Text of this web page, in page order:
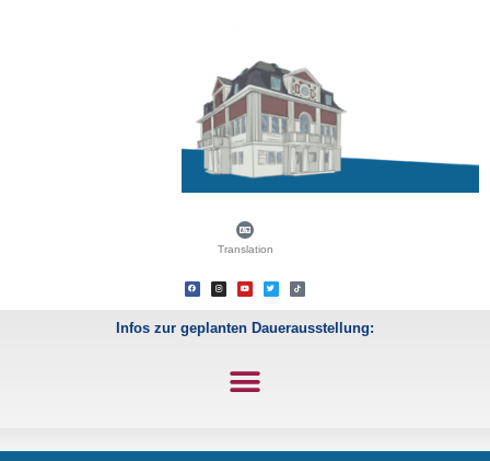
Translation
Infos zur geplanten Dauerausstellung: